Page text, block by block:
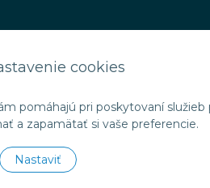
cookies
pomáhajú pri poskytovaní služieb
a zapamätať si vaše preferencie.
Nastaviť
364